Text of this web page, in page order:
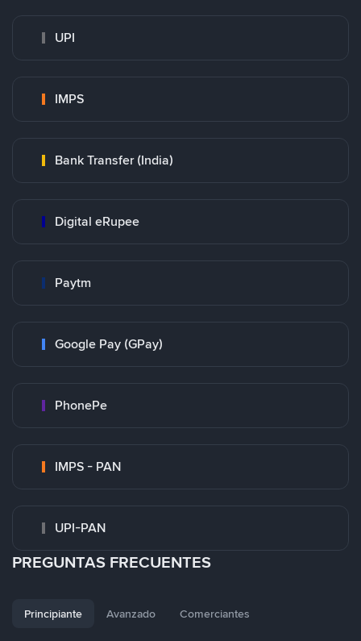
UPI
IMPS
Bank Transfer (India)
Digital eRupee
Paytm
Google Pay (GPay)
PhonePe
IMPS - PAN
UPI-PAN
PREGUNTAS FRECUENTES
Principiante Avanzado Comerciantes